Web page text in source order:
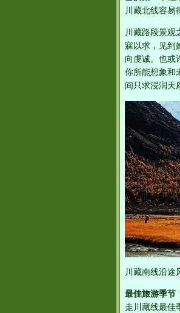
川藏北线容易
川藏路段景观
寐以求，见到
向虔诚。也或
你所能想象和
间只求浸润天
川藏南线沿途
最佳旅游季节
走川藏线最佳